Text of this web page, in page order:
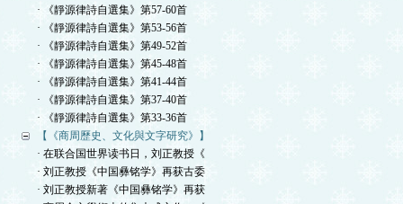
· 《靜源律詩自選集》第57-60首
· 《靜源律詩自選集》第53-56首
· 《靜源律詩自選集》第49-52首
· 《靜源律詩自選集》第45-48首
· 《靜源律詩自選集》第41-44首
· 《靜源律詩自選集》第37-40首
· 《靜源律詩自選集》第33-36首
【《商周歷史、文化與文字研究》】
· 在联合国世界读书日，刘正教授《
· 刘正教授《中国彝铭学》再获古委
· 刘正教授新著《中国彝铭学》再获